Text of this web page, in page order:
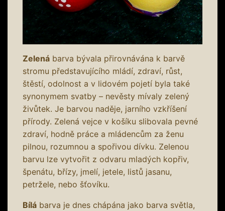
Zelená barva bývala přirovnávána k barvě
stromu představujícího mládí, zdraví, růst,
štěstí, odolnost a v lidovém pojetí byla také
synonymem svatby – nevěsty mívaly zelený
živůtek. Je barvou naděje, jarního vzkříšení
přírody. Zelená vejce v košíku slibovala pevné
zdraví, hodně práce a mládencům za ženu
pilnou, rozumnou a spořivou dívku. Zelenou
barvu lze vytvořit z odvaru mladých kopřiv,
špenátu, břízy, jmelí, jetele, listů jasanu,
petržele, nebo šťovíku.
Bílá barva je dnes chápána jako barva světla,